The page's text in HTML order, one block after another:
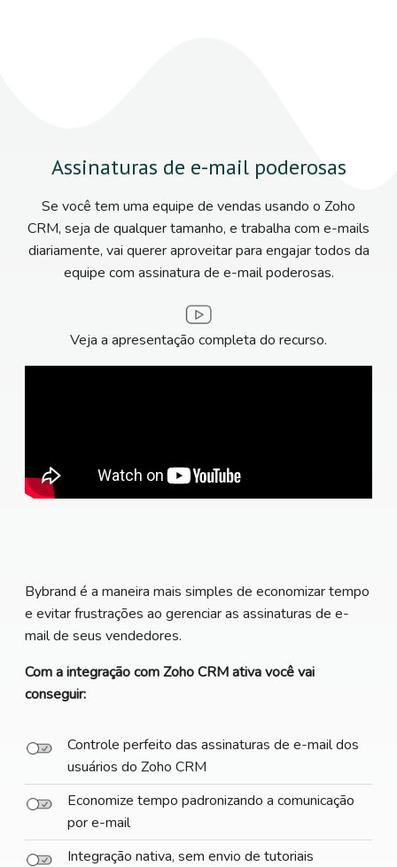
Assinaturas de e-mail poderosas
Se você tem uma equipe de vendas usando o Zoho
CRM, seja de qualquer tamanho, e trabalha com e-mails
diariamente, vai querer aproveitar para engajar todos da
equipe com assinatura de e-mail poderosas.
Veja a apresentação completa do recurso.
Bybrand é a maneira mais simples de economizar tempo
e evitar frustrações ao gerenciar as assinaturas de e-
mail de seus vendedores.
Com a integração com Zoho CRM ativa você vai
conseguir:
Controle perfeito das assinaturas de e-mail dos
usuários do Zoho CRM
Economize tempo padronizando a comunicação
por e-mail
Integração nativa, sem envio de tutoriais